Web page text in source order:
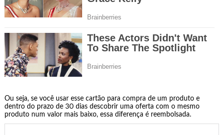
Ou seja, se você usar esse cartão para compra de um produto e
dentro do prazo de 30 dias descobrir uma oferta com o mesmo
produto num valor mais baixo, essa diferença é reembolsada.